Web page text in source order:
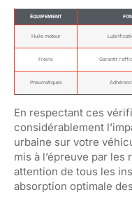
ÉQUIPEMENT
Huile moteur
Freins Garantit
Pneumatiques
En respectant ces
considérablement
urbaine sur votre
mis à l’épreuve par
attention de tous les
absorption optimale